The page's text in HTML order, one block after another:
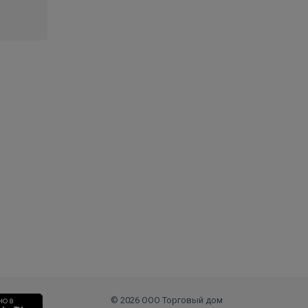
© 2026 ООО Торговый дом